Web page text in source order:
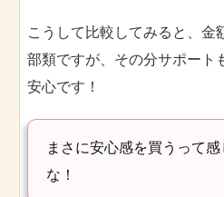
こうして比較してみると、金
部類ですが、その分サポート
安心です！
まさに安心感を買うって
な！